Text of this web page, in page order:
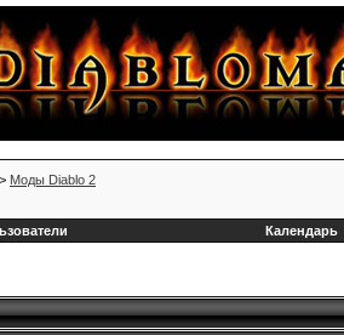
> Моды Diablo 2
Календарь